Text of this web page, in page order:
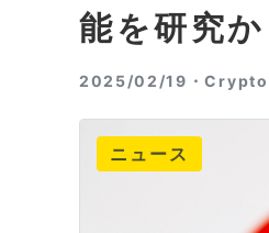
能を研究か
2025/02/19・Crypto
ニュース